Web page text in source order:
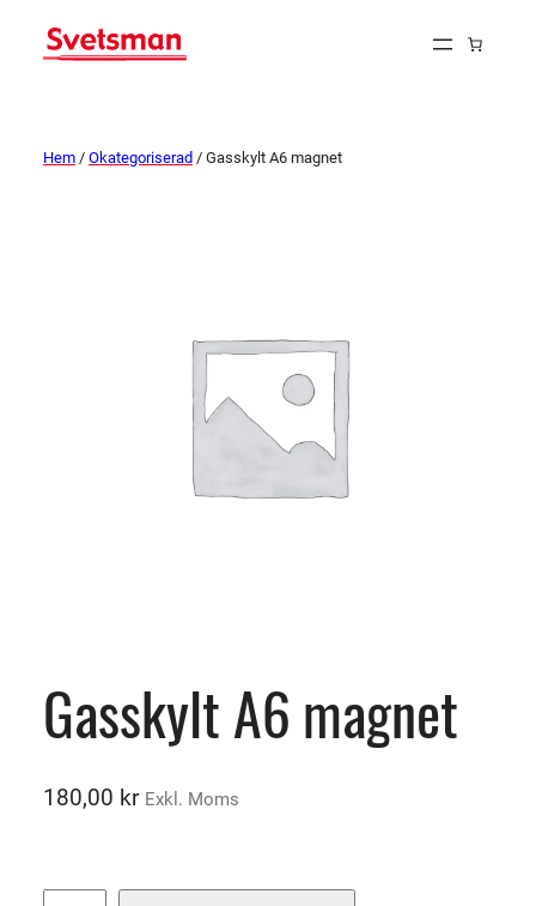
Hem / Okategoriserad / Gasskylt A6 magnet
Gasskylt A6 magnet
180,00 kr Exkl. Moms